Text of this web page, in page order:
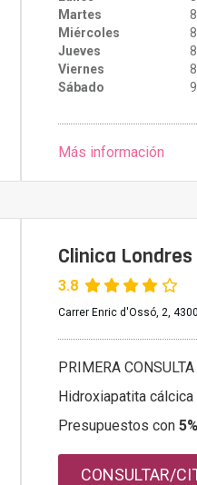
Martes
Miércoles
Jueves
Viernes
Sábado
Más información
Clinica
3.8
Carrer Enric d'Ossó, 2,
PRIMERA
Hidroxiapatita cálcica
Presupuestos con
CONSULTAR/